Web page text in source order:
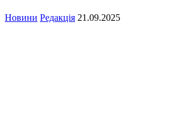
Новини Редакція 21.09.2025